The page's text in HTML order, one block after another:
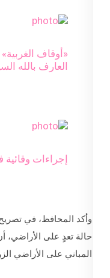
«أوقاف الغربية»
العارف بالله
إجراءات
حالة تعدٍ على الأراضي،
المباني على الأراضي